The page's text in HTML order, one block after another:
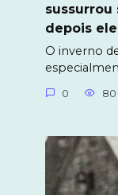
sussurrou
depois
O inverno
0 80